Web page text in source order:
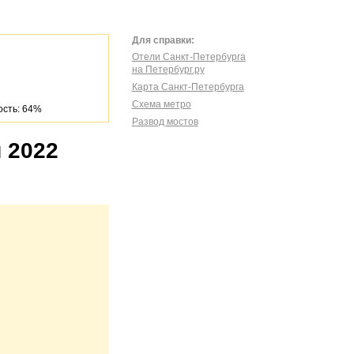
Для справки:
Отели Санкт-Петербурга
на Петербург.ру
Карта Санкт-Петербурга
Схема метро
Развод мостов
64%